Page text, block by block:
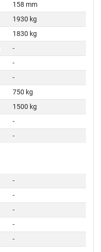
158 mm
1930 kg
1830 kg
-
-
-
750 kg
1500 kg
-
-
-
-
-
-
-